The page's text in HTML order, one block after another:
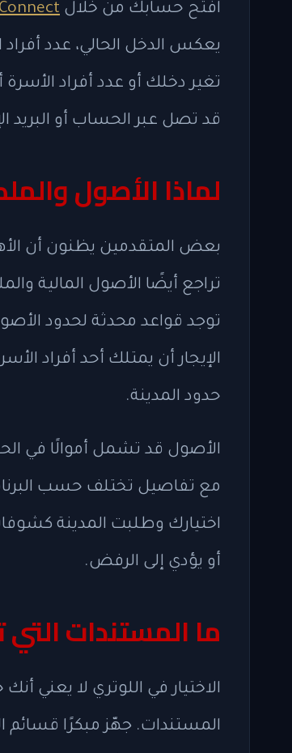
افتح حسابك من خلال
يعكس الدخل الحالي، عدد أفراد
تغير دخلك أو عدد أفراد الأسرة
قد تصل عبر الحساب أو البريد
لماذا الأصول
توجد قواعد محدثة لحدود
الإيجار أن يمتلك أحد أفراد
حدود المدينة.
الأصول قد تشمل أموالًا في
مع تفاصيل تختلف حسب
اختيارك وطلبت المدينة
أو يؤدي إلى الرفض.
ما المستندات التي
الاختيار في اللوتري لا